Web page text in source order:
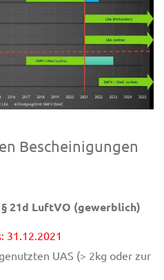
Bescheinigungen
21d LuftVO (gewerblich)
31.12.2021
UAS (> 2kg oder zur